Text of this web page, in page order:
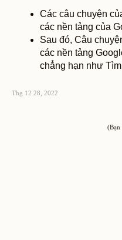
Các câu chuyện
các nền tảng của
Sau đó, Câu
các nền tảng
chẳng hạn như
Thg 12 28, 2022
(Bạn